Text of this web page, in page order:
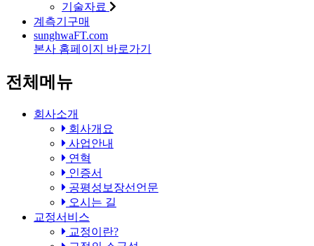
기술자료
계측기구매
sunghwaFT.com
본사 홈페이지 바로가기
전체메뉴
회사소개
회사개요
사업안내
연혁
인증서
공평성보장선언문
오시는 길
교정서비스
교정이란?